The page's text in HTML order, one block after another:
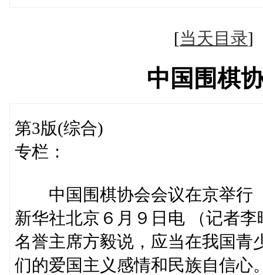
[当天目录
中国围棋
第3版(综合)
专栏：
中国围棋协会会议在京举行
新华社北京６月９日电 （记者
名誉主席方毅说，应当在我国青
们的爱国主义感情和民族自信心